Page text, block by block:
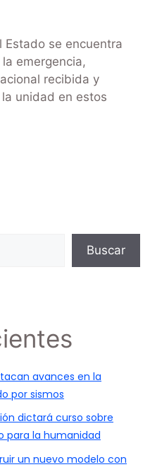
Estado se encuentra
emergencia,
recibida y
unidad en estos
Buscar
avances en la
por sismos
dictará curso sobre
para la humanidad
un nuevo modelo con